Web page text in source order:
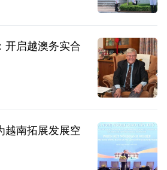
开启越澳务实合
越南拓展发展空